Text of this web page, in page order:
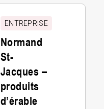
ENTREPRISE
Normand
St-
Jacques –
produits
d’érable